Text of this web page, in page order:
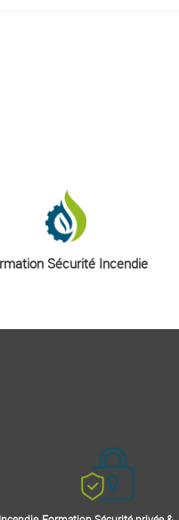
Sécurité Incendie